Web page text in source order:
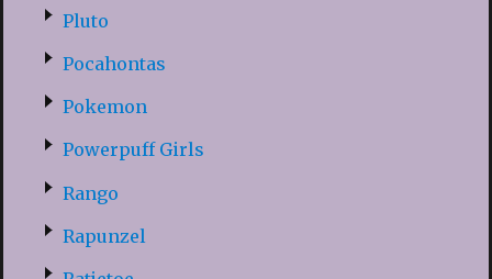
Pluto
Pocahontas
Pokemon
Powerpuff Girls
Rango
Rapunzel